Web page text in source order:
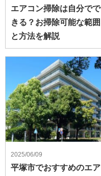
エアコン掃除は自分でで
きる？お掃除可能な範囲
と方法を解説
2025/06/09
平塚市でおすすめのエア